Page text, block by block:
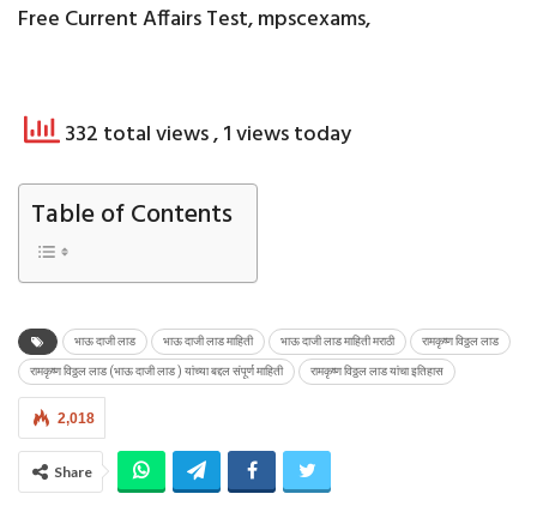
Free Current Affairs Test, mpscexams,
332 total views, 1 views today
Table of Contents
भाऊ दाजी लाड भाऊ दाजी लाड माहिती भाऊ दाजी लाड माहिती मराठी रामकृष्ण विठ्ठल लाड
रामकृष्ण विठ्ठल लाड (भाऊ दाजी लाड ) यांच्या बद्दल संपूर्ण माहिती रामकृष्ण विठ्ठल लाड यांचा इतिहास
2,018
Share